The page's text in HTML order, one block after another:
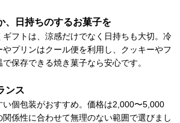
、日持ちのするお菓子を
フトは、涼感だけでなく日持ちも大切。冷
プリンはクール便を利用し、クッキーやフ
保存できる焼き菓子なら安心です。
ンス
個包装がおすすめ。価格は2,000〜5,000
係性に合わせて無理のない範囲で選びまし